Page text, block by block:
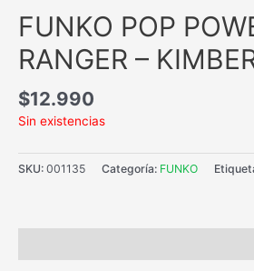
FUNKO POP
RANGER –
$12.990
Sin existencias
SKU: 001135 Categoría: FUNKO